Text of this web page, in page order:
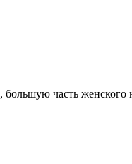
часть